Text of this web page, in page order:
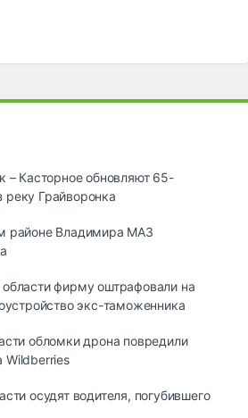
– Касторное обновляют 65-
Грайворонка
районе Владимира МАЗ
фирму оштрафовали на
экс-таможенника
обломки дрона повредили
Wildberries
осудят водителя, погубившего